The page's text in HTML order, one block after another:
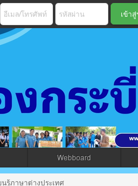
บี่ สพม
Webboard
นรู้ภาษาต่างประเทศ